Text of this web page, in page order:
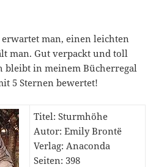
man, einen leichten
man. Gut verpackt und toll
bleibt in meinem Bücherregal
5 Sternen bewertet!
Titel: Sturmhöhe
Autor: Emily Brontë
Verlag: Anaconda
Seiten: 398